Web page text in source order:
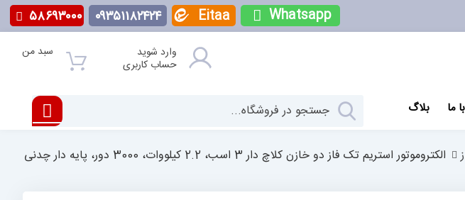
۵۸۶۹۳۰۰۰ ۰۹۳۵۱۱۸۲۴۲۴ Eitaa Whatsapp
وارد شوید
حساب کاربری
سبد من
ما بلاگ
الکتروموتور استریم تک فاز دو خازن کلاچ دار 3 اسب، 2.2 کیلووات، 3000 دور، پایه دار چدنی